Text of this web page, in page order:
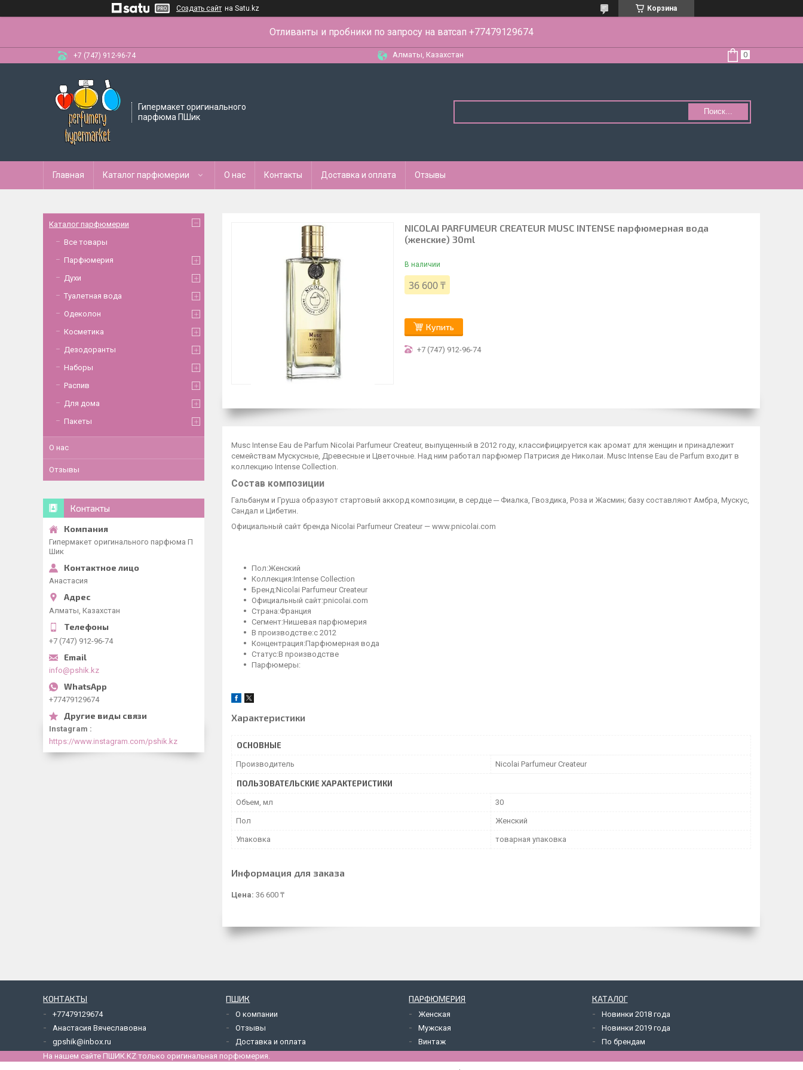
Создать сайт на Satu.kz Корзина
Отливанты и пробники по запросу на ватсап +77479129674
+7 (747) 912-96-74 Алматы, Казахстан
Гипермакет оригинального
парфюма ПШик
Поиск...
Главная Каталог парфюмерии О нас Контакты Доставка и оплата Отзывы
NICOLAI PARFUMEUR CREATEUR MUSC INTENSE парфюмерная вода
(женские) 30ml
В наличии
36 600 ₸
Купить
+7 (747) 912-96-74
Musc Intense Eau de Parfum Nicolai Parfumeur Createur, выпущенный в 2012 году, классифицируется как аромат для женщин и принадлежит
семействам Мускусные, Древесные и Цветочные. Над ним работал парфюмер Патрисия де Николаи. Musc Intense Eau de Parfum входит в
коллекцию Intense Collection.
Состав композиции
Гальбанум и Груша образуют стартовый аккорд композиции, в сердце ─ Фиалка, Гвоздика, Роза и Жасмин; базу составляют Амбра, Мускус,
Сандал и Цибетин.
Официальный сайт бренда Nicolai Parfumeur Createur — www.pnicolai.com
Пол:Женский
Коллекция:Intense Collection
Бренд:Nicolai Parfumeur Createur
Официальный сайт:pnicolai.com
Страна:Франция
Сегмент:Нишевая парфюмерия
В производстве:с 2012
Концентрация:Парфюмерная вода
Статус:В производстве
Парфюмеры:
Характеристики
ОСНОВНЫЕ
Производитель Nicolai Parfumeur Createur
ПОЛЬЗОВАТЕЛЬСКИЕ ХАРАКТЕРИСТИКИ
Объем, мл 30
Пол Женский
Упаковка товарная упаковка
Информация для заказа
Цена: 36 600 ₸
Каталог парфюмерии
Все товары
Парфюмерия
Духи
Туалетная вода
Одеколон
Косметика
Дезодоранты
Наборы
Распив
Для дома
Пакеты
О нас
Отзывы
Контакты
Гипермакет оригинального парфюма П
Шик
Анастасия
Алматы, Казахстан
+7 (747) 912-96-74
info@pshik.kz
+77479129674
Instagram
https://www.instagram.com/pshik.kz
КОНТАКТЫ
+77479129674
Анастасия Вячеславовна
gpshik@inbox.ru
ПШИК
О компании
Отзывы
Доставка и оплата
ПАРФЮМЕРИЯ
Женская
Мужская
Винтаж
КАТАЛОГ
Новинки 2018 года
Новинки 2019 года
По брендам
На нашем сайте ПШИК.KZ только оригинальная порфюмерия.